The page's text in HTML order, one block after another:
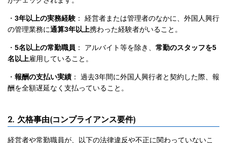
・ 3年以上の実務経験 ： 経営者または管理者のなかに、外国人興行
の管理業務に通算3年以上携わった経験者がいること。
・ 5名以上の常勤職員 ： アルバイト等を除き、 常勤のスタッフを5
名以上雇用していること。
・ 報酬の支払い実績 ： 過去3年間に外国人興行者と契約した際、報
酬を全額遅延なく支払っていること。
2. 欠格事由(コンプライアンス要件)
経営者や常勤職員が、以下の法律違反や不正に関わっていないこ